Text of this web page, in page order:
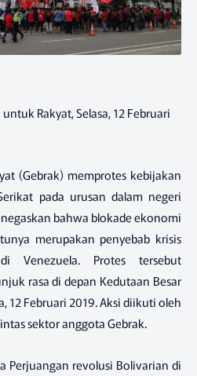
Rakyat, Selasa, 12 Februari
(Gebrak) memprotes kebijakan
pada urusan dalam negeri
bahwa blokade ekonomi
merupakan penyebab krisis
Protes tersebut
rasa di depan Kedutaan Besar
12 Februari 2019. Aksi diikuti oleh
sektor anggota Gebrak.
Perjuangan revolusi Bolivarian di